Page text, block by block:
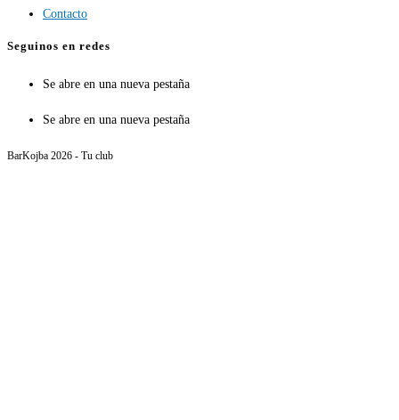
Contacto
Seguinos en redes
Se abre en una nueva pestaña
Se abre en una nueva pestaña
BarKojba 2026 - Tu club